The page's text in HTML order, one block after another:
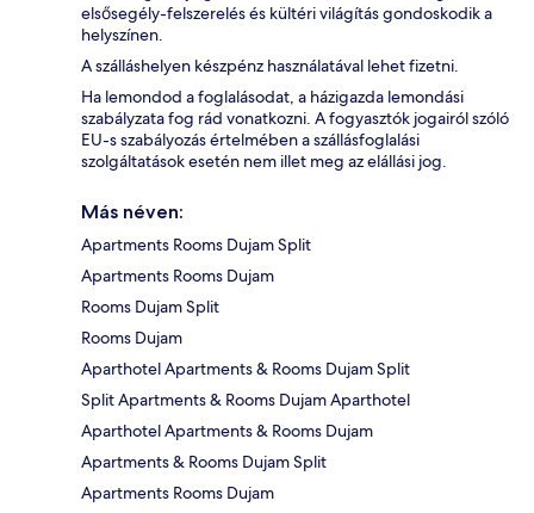
elsősegély-felszerelés és kültéri világítás gondoskodik a
helyszínen.
A szálláshelyen készpénz használatával lehet fizetni.
Ha lemondod a foglalásodat, a házigazda lemondási
szabályzata fog rád vonatkozni. A fogyasztók jogairól szóló
EU-s szabályozás értelmében a szállásfoglalási
szolgáltatások esetén nem illet meg az elállási jog.
Más néven:
Apartments Rooms Dujam Split
Apartments Rooms Dujam
Rooms Dujam Split
Rooms Dujam
Aparthotel Apartments & Rooms Dujam Split
Split Apartments & Rooms Dujam Aparthotel
Aparthotel Apartments & Rooms Dujam
Apartments & Rooms Dujam Split
Apartments Rooms Dujam